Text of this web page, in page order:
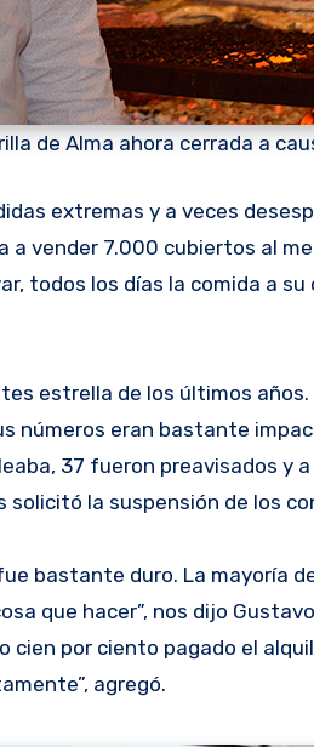
de Alma ahora cerrada a
vender 7.000 cubiertos al
todos los días la comida a su
estrella de los últimos
números eran bastante
37 fueron preavisados y
la suspensión de los
bastante duro. La mayoría
que hacer”, nos dijo
por ciento pagado el
agregó.